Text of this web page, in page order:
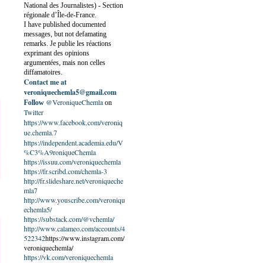
National des Journalistes) - Section
régionale d’Île-de-France.
I have published documented
messages, but not defamating
remarks. Je publie les réactions
exprimant des opinions
argumentées, mais non celles
diffamatoires.
Contact me at
veroniquechemla5@gmail.com
Follow @VeroniqueChemlaon
Twitter
https://www.facebook.com/veroniq
ue.chemla.7
https://independent.academia.edu/V
%C3%A9roniqueChemla
https://issuu.com/veroniquechemla
https://fr.scribd.com/chemla-3
http://fr.slideshare.net/veroniqueche
mla7
http://www.youscribe.com/veroniqu
echemla5/
https://substack.com/@vchemla/
http://www.calameo.com/accounts/4
522342https://www.instagram.com/
veroniquechemla/
https://vk.com/veroniquechemla